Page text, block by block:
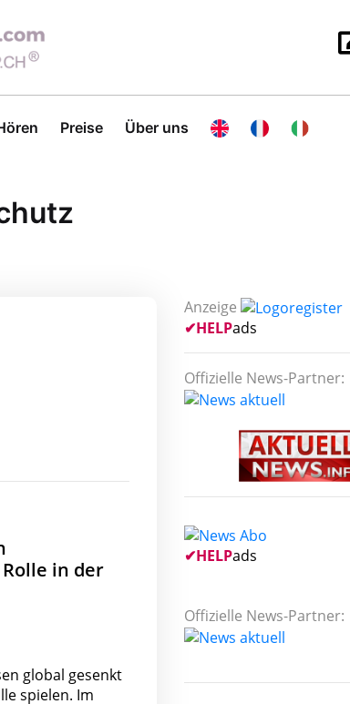
Preise Über uns
in der
global gesenkt
spielen. Im
Anzeige
✔HELPads
Offizielle News-Partner:
✔HELPads
Offizielle News-Partner: